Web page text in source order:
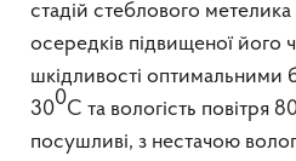
стадій стеблового
осередків підвищеної його
шкідливості оптимальними
300С та вологість повітря
посушливі, з нестачою